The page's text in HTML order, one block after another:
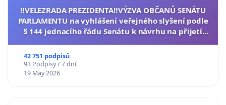
‼️VELEZRADA PREZIDENTA‼️VÝZVA OBČANŮ SENÁTU
PARLAMENTU na vyhlášení veřejného slyšení podle
§ 144 jednacího řádu Senátu k návrhu na přijetí
42 751 podpisů
93 Podpisy / 7 dní
19 May 2026